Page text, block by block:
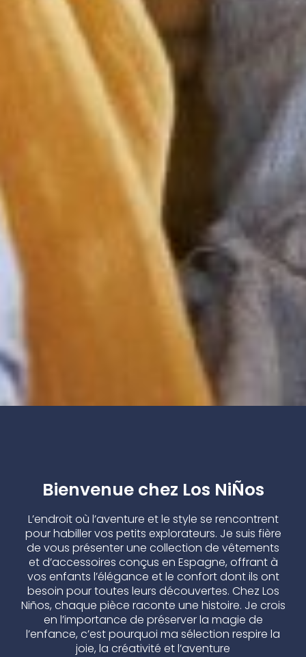
Bienvenue chez Los NiÑos
L’endroit où l’aventure et le style se rencontrent
pour habiller vos petits explorateurs. Je suis fière
de vous présenter une collection de vêtements
et d’accessoires conçus en Espagne, offrant à
vos enfants l’élégance et le confort dont ils ont
besoin pour toutes leurs découvertes. Chez Los
Niños, chaque pièce raconte une histoire. Je crois
en l’importance de préserver la magie de
l’enfance, c’est pourquoi ma sélection respire la
joie, la créativité et l’aventure